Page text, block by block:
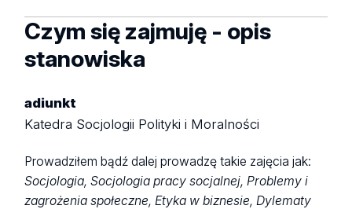
Czym się zajmuję - opis
stanowiska
adiunkt
Katedra Socjologii Polityki i Moralności
Prowadziłem bądź dalej prowadzę takie zajęcia jak:
Socjologia, Socjologia pracy socjalnej, Problemy i
zagrożenia społeczne, Etyka w biznesie, Dylematy